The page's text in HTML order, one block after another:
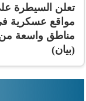
تعلن السيطرة
مواقع عسكرية
مناطق واسعة من
(بيان)